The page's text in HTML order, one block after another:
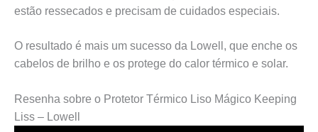
estão ressecados e precisam de cuidados especiais.
O resultado é mais um sucesso da Lowell, que enche os
cabelos de brilho e os protege do calor térmico e solar.
Resenha sobre o Protetor Térmico Liso Mágico Keeping
Liss – Lowell